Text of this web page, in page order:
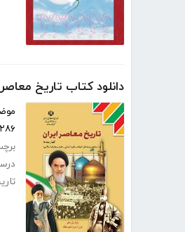
دانلود کتاب تاریخ معاصر
۲۸۶ صفحه